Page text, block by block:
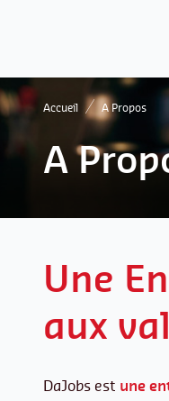
Accueil A Propos
A
Une
aux
DaJobs est une